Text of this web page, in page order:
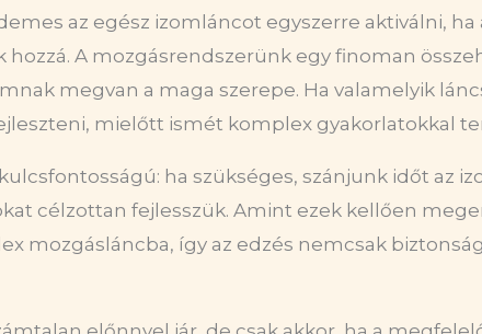
az egész izomláncot egyszerre aktiválni, ha
hozzá. A mozgásrendszerünk egy finoman
megvan a maga szerepe. Ha valamelyik
mielőtt ismét komplex gyakorlatokkal
ha szükséges, szánjunk időt az
célzottan fejlesszük. Amint ezek kellően
mozgásláncba, így az edzés nemcsak